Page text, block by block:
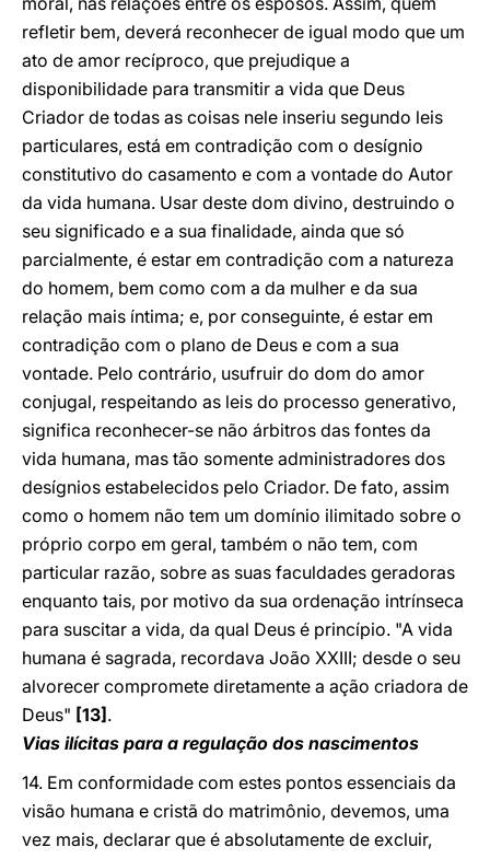
refletir bem, deverá reconhecer de igual modo que um
ato de amor recíproco, que prejudique a
disponibilidade para transmitir a vida que Deus
Criador de todas as coisas nele inseriu segundo leis
particulares, está em contradição com o desígnio
constitutivo do casamento e com a vontade do Autor
da vida humana. Usar deste dom divino, destruindo o
seu significado e a sua finalidade, ainda que só
parcialmente, é estar em contradição com a natureza
do homem, bem como com a da mulher e da sua
relação mais íntima; e, por conseguinte, é estar em
contradição com o plano de Deus e com a sua
vontade. Pelo contrário, usufruir do dom do amor
conjugal, respeitando as leis do processo generativo,
significa reconhecer-se não árbitros das fontes da
vida humana, mas tão somente administradores dos
desígnios estabelecidos pelo Criador. De fato, assim
como o homem não tem um domínio ilimitado sobre o
próprio corpo em geral, também o não tem, com
particular razão, sobre as suas faculdades geradoras
enquanto tais, por motivo da sua ordenação intrínseca
para suscitar a vida, da qual Deus é princípio. "A vida
humana é sagrada, recordava João XXIII; desde o seu
alvorecer compromete diretamente a ação criadora de
Deus" [13] .
Vias ilícitas para a regulação dos nascimentos
14. Em conformidade com estes pontos essenciais da
visão humana e cristã do matrimônio, devemos, uma
vez mais, declarar que é absolutamente de excluir,